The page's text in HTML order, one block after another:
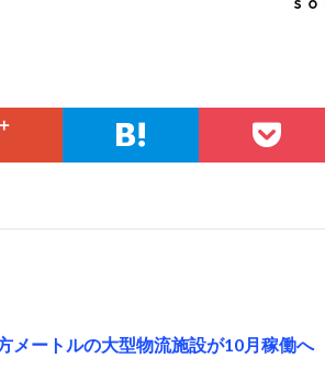
メートルの大型物流施設が10月稼働へ